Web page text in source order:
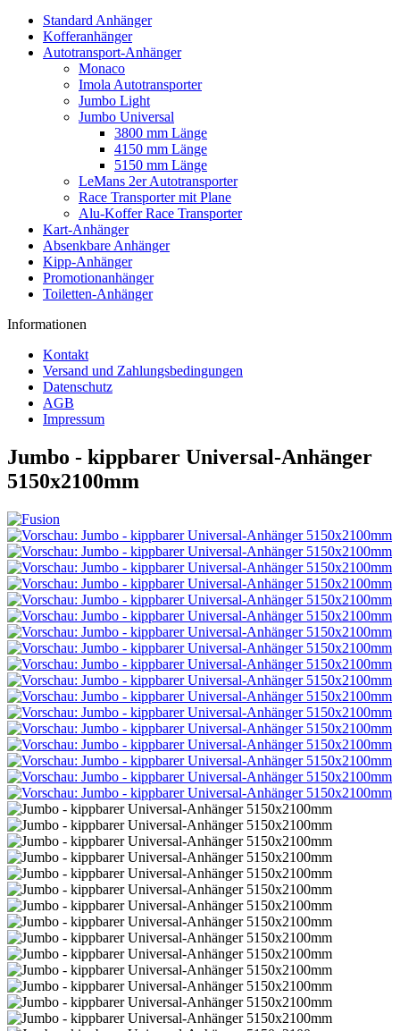
Standard Anhänger
Kofferanhänger
Autotransport-Anhänger
Monaco
Imola Autotransporter
Jumbo Light
Jumbo Universal
3800 mm Länge
4150 mm Länge
5150 mm Länge
LeMans 2er Autotransporter
Race Transporter mit Plane
Alu-Koffer Race Transporter
Kart-Anhänger
Absenkbare Anhänger
Kipp-Anhänger
Promotionanhänger
Toiletten-Anhänger
Informationen
Kontakt
Versand und Zahlungsbedingungen
Datenschutz
AGB
Impressum
Jumbo - kippbarer Universal-Anhänger
5150x2100mm